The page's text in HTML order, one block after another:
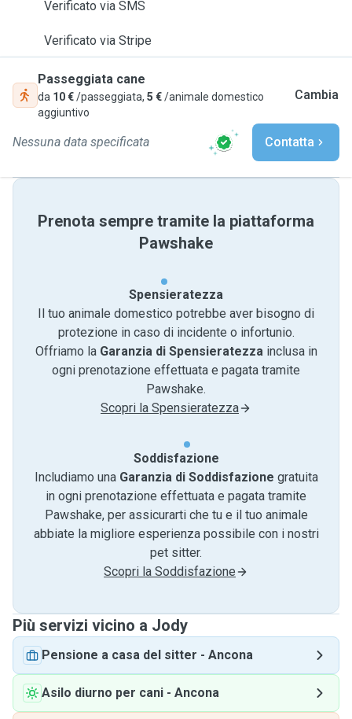
Verificato via SMS
Verificato via Stripe
Passeggiata cane
da 10 €/passeggiata, 5 €/animale domestico
aggiuntivo
Cambia
Nessuna data specificata Contatta
Prenota sempre tramite la piattaforma
Pawshake
Spensieratezza
Il tuo animale domestico potrebbe aver bisogno di
protezione in caso di incidente o infortunio.
Offriamo la Garanzia di Spensieratezzainclusa in
ogni prenotazione effettuata e pagata tramite
Pawshake.
Scopri la Spensieratezza
Soddisfazione
Includiamo una Garanzia di Soddisfazione gratuita
in ogni prenotazione effettuata e pagata tramite
Pawshake, per assicurarti che tu e il tuo animale
abbiate la migliore esperienza possibile con i nostri
pet sitter.
Scopri la Soddisfazione
Più servizi vicino a Jody
Pensione a casa del sitter - Ancona
Asilo diurno per cani - Ancona